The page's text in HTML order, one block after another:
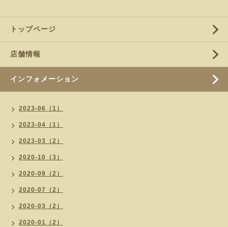
トップページ
店舗情報
インフォメーション
2023-06（1）
2023-04（1）
2023-03（2）
2020-10（3）
2020-09（2）
2020-07（2）
2020-03（2）
2020-01（2）